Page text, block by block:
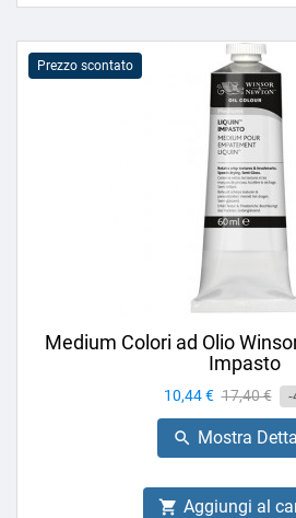
Prezzo scontato
Medium Colori ad Olio
Impasto
Prezzo
10,44 € Prezzo
base
17,40 € -
 Mostra
 Aggiungi al